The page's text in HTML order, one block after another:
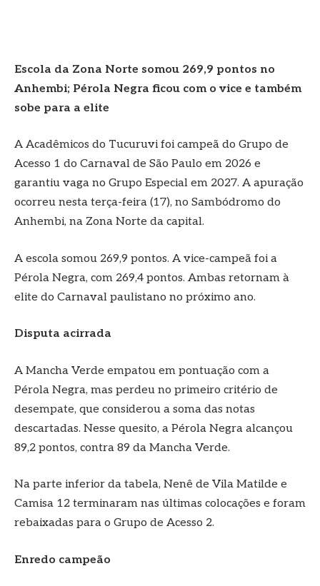
Escola da Zona Norte somou 269,9 pontos no
Anhembi; Pérola Negra ficou com o vice e também
sobe para a elite
A Acadêmicos do Tucuruvi foi campeã do Grupo de
Acesso 1 do Carnaval de São Paulo em 2026 e
garantiu vaga no Grupo Especial em 2027. A apuração
ocorreu nesta terça-feira (17), no Sambódromo do
Anhembi, na Zona Norte da capital.
A escola somou 269,9 pontos. A vice-campeã foi a
Pérola Negra, com 269,4 pontos. Ambas retornam à
elite do Carnaval paulistano no próximo ano.
Disputa acirrada
A Mancha Verde empatou em pontuação com a
Pérola Negra, mas perdeu no primeiro critério de
desempate, que considerou a soma das notas
descartadas. Nesse quesito, a Pérola Negra alcançou
89,2 pontos, contra 89 da Mancha Verde.
Na parte inferior da tabela, Nenê de Vila Matilde e
Camisa 12 terminaram nas últimas colocações e foram
rebaixadas para o Grupo de Acesso 2.
Enredo campeão